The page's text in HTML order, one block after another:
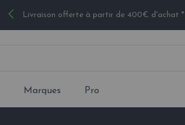
Livraison offerte à partir de 400€ d'achat *
Marques Pro